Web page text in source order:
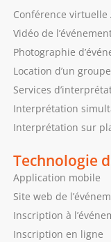
Conférence virtuelle
Vidéo de
Photographie
Location d’un
Services
Interprétation
Interprétation sur
Technologie
Application mobile
Site web de
Inscription à
Inscription en ligne